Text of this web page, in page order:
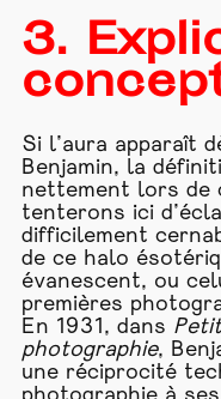
3.
Si l’aura apparaît
Benjamin, la
nettement lors de
tenterons ici
difficilement
de ce halo
évanescent, ou
premières
En 1931, dans
photographie,
une réciprocité